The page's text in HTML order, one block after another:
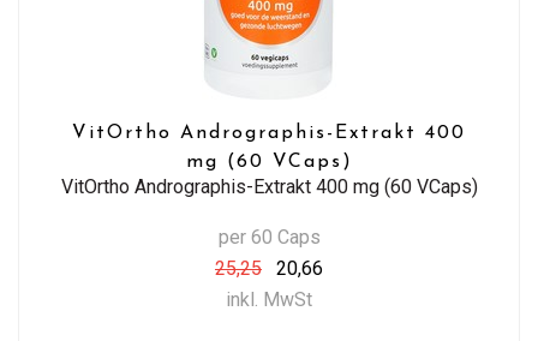
VitOrtho Andrographis-Extrakt 400
mg (60 VCaps)
VitOrtho Andrographis-Extrakt 400 mg (60 VCaps)
per 60 Caps
25,25
20,66
inkl. MwSt